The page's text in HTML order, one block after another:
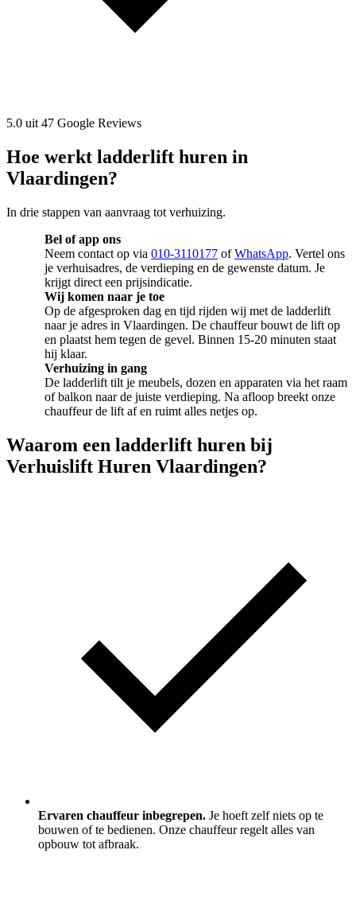
5.0 uit 47 Google Reviews
Hoe werkt ladderlift huren in
Vlaardingen?
In drie stappen van aanvraag tot verhuizing.
Bel of app ons
Neem contact op via 010-3110177 ofWhatsApp. Vertel ons
je verhuisadres, de verdieping en de gewenste datum. Je
krijgt direct een prijsindicatie.
Wij komen naar je toe
Op de afgesproken dag en tijd rijden wij met de ladderlift
naar je adres in Vlaardingen. De chauffeur bouwt de lift op
en plaatst hem tegen de gevel. Binnen 15-20 minuten staat
hij klaar.
Verhuizing in gang
De ladderlift tilt je meubels, dozen en apparaten via het raam
of balkon naar de juiste verdieping. Na afloop breekt onze
chauffeur de lift af en ruimt alles netjes op.
Waarom een ladderlift huren bij
Verhuislift Huren Vlaardingen?
Ervaren chauffeur inbegrepen. Je hoeft zelf niets op te
bouwen of te bedienen. Onze chauffeur regelt alles van
opbouw tot afbraak.